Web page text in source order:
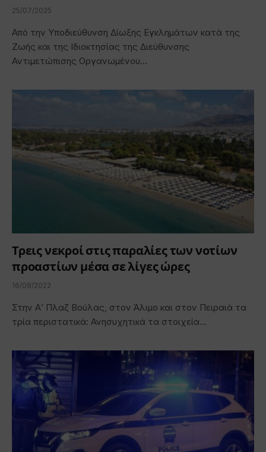
25/07/2025
Από την Υποδιεύθυνση Δίωξης Εγκλημάτων κατά της
Ζωής και της Ιδιοκτησίας της Διεύθυνσης
Αντιμετώπισης Οργανωμένου…
Τρεις νεκροί στις παραλίες των νοτίων
προαστίων μέσα σε λίγες ώρες
16/08/2022
Στην Α’ Πλαζ Βούλας, στον Άλιμο και στον Πειραιά τα
τρία περιστατικά: Ανησυχητικά τα στοιχεία…